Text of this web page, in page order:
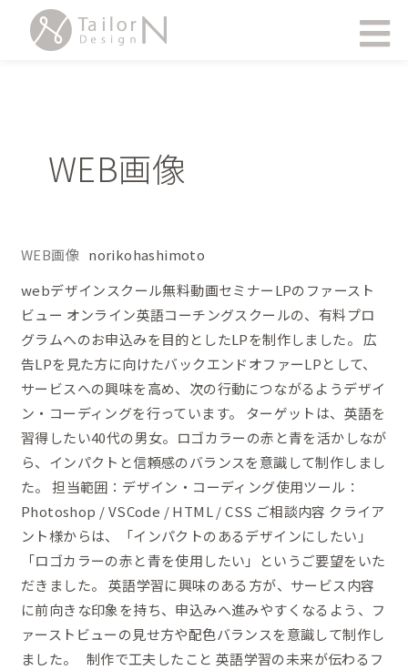
メ
ニ
WEB画像
WEB画像 norikohashimoto
webデザインスクール無料動画セミナーLPのファースト
ビュー オンライン英語コーチングスクールの、有料プロ
グラムへのお申込みを目的としたLPを制作しました。 広
告LPを見た方に向けたバックエンドオファーLPとして、
サービスへの興味を高め、次の行動につながるようデザイ
ン・コーディングを行っています。 ターゲットは、英語を
習得したい40代の男女。ロゴカラーの赤と青を活かしなが
ら、インパクトと信頼感のバランスを意識して制作しまし
た。 担当範囲：デザイン・コーディング使用ツール：
Photoshop / VSCode / HTML / CSS ご相談内容 クライア
ント様からは、「インパクトのあるデザインにしたい」
「ロゴカラーの赤と青を使用したい」というご要望をいた
だきました。 英語学習に興味のある方が、サービス内容
に前向きな印象を持ち、申込みへ進みやすくなるよう、フ
ァーストビューの見せ方や配色バランスを意識して制作し
ました。 制作で工夫したこと 英語学習の未来が伝わるフ
web
ザ
イ
ン
ス
ク
ー
ル
無
料
動
画
セ
ミ
ー